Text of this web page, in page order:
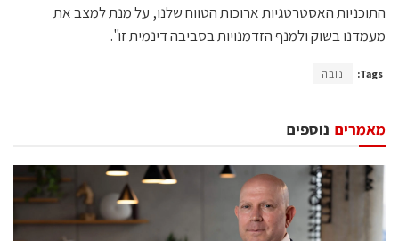
התוכניות האסטרטגיות ארוכות הטווח שלנו, על מנת למצב את
מעמדנו בשוק ולמנף הזדמנויות בסביבה דינמית זו".
Tags: נובה
נוספים מאמרים